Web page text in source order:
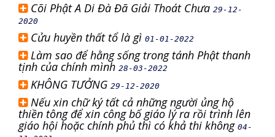
Cõi Phật A Di Đà Đã Giải Thoát Chưa 29-12-
2020
Cửu huyền thất tổ là gì 01-01-2022
Làm sao để hằng sống trong tánh Phật thanh
tịnh của chính mình 28-03-2022
KHÔNG TƯỞNG 29-12-2020
Nếu xin chữ ký tất cả những người ủng hộ
thiền tông để xin công bố giáo lý ra rồi trình lên
giáo hội hoặc chính phủ thì có khả thi không 04-